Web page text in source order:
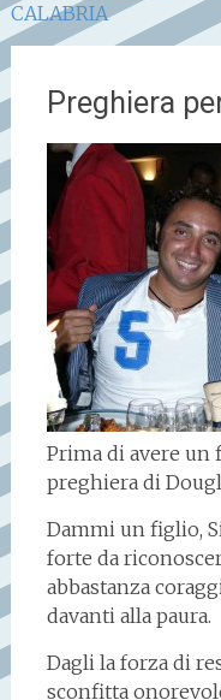
CALABRIA
Preghiera
Prima di avere un
preghiera di
Dammi un figlio,
forte da
abbastanza
davanti alla paura.
Dagli la forza di
sconfitta